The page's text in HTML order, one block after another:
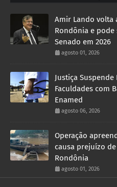
Amir Lando volta
Rondônia e pode
Senado em 2026
agosto 01, 2026
Justiça Suspende
Faculdades com
Enamed
agosto 06, 2026
Operação
causa prejuízo
Rondônia
agosto 01, 2026